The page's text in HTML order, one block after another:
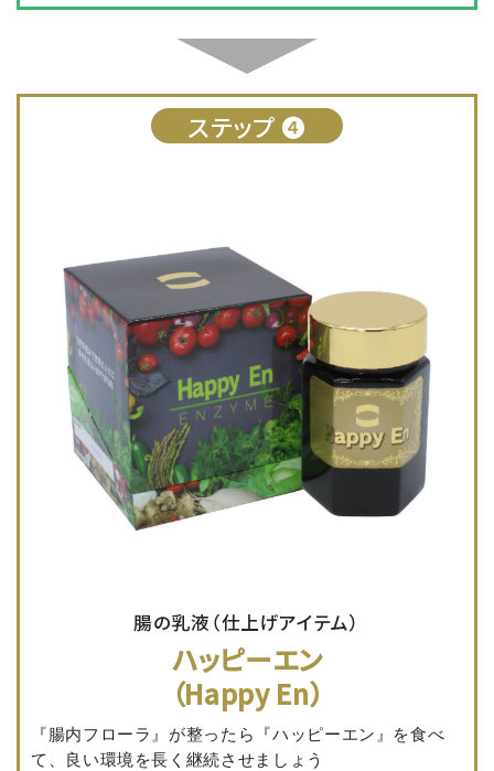
ステップ ❹
腸の乳液（仕上げアイテム）
ハッピーエン
（Happy En）
『腸内フローラ』が整ったら『ハッピーエン』を食べ
て、良い環境を長く継続させましょう